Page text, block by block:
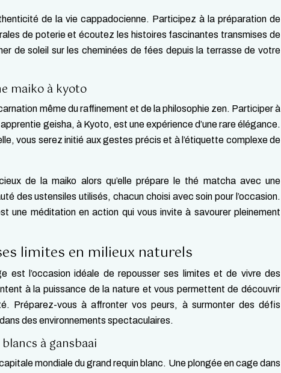
de la vie cappadocienne. Participez à la préparation de
de poterie et écoutez les histoires fascinantes transmises de
de soleil sur les cheminées de fées depuis la terrasse de votre
maiko à kyoto
même du raffinement et de la philosophie zen. Participer à
geisha, à Kyoto, est une expérience d’une rare élégance.
vous serez initié aux gestes précis et à l’étiquette complexe de
de la maiko alors qu’elle prépare le thé matcha avec une
des ustensiles utilisés, chacun choisi avec soin pour l’occasion.
une méditation en action qui vous invite à savourer pleinement
limites en milieux naturels
est l’occasion idéale de repousser ses limites et de vivre des
à la puissance de la nature et vous permettent de découvrir
Préparez-vous à affronter vos peurs, à surmonter des défis
des environnements spectaculaires.
à gansbaai
mondiale du grand requin blanc. Une plongée en cage dans